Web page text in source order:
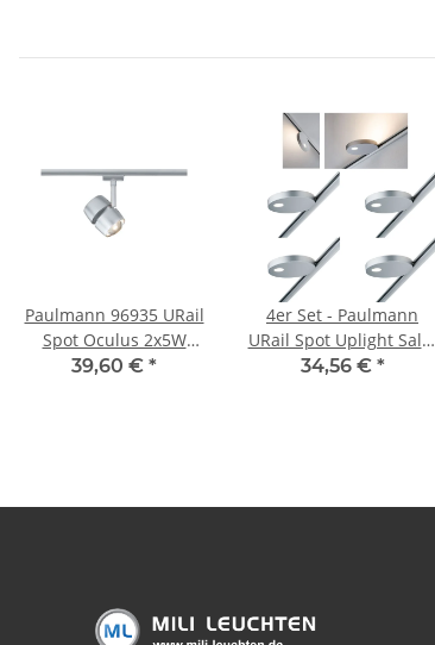
Paulmann 96935 URail
Spot Oculus 2x5W
Chrom matt 230V
39,60 € *
4er Set - Paulmann
URail Spot Uplight Salto
16W Chrom matt 230V
34,56 € *